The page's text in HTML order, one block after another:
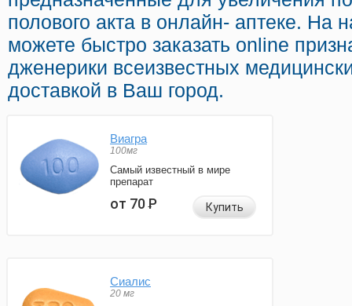
полового акта в онлайн- аптеке. На
можете быстро заказать online
дженерики всеизвестных
доставкой в Ваш город.
Виагра
100мг
Самый известный в мире
препарат
от 70Р Купить
Сиалис
20 мг